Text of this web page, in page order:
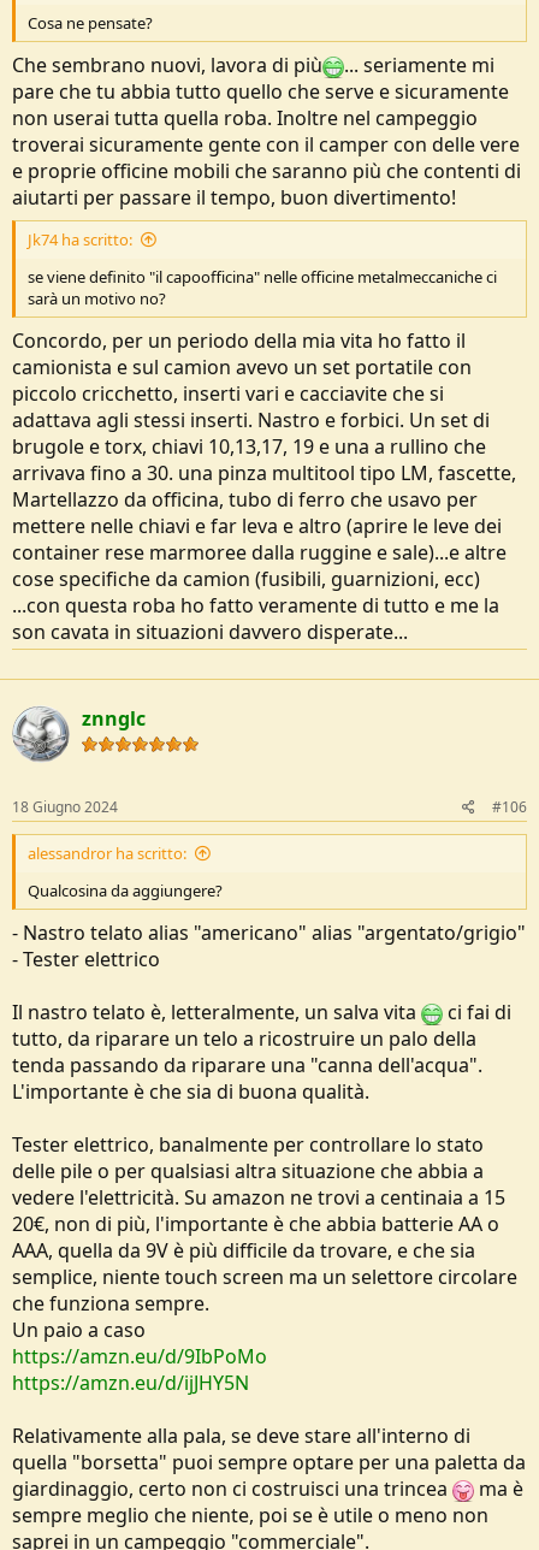
Vedi l'allegato 259164
Cosa ne pensate?
Qualcosina da aggiungere?
Io direi che ci dovremmo essere
Cosa ne pensate?
Che sembrano nuovi, lavora di più
... seriamente mi
pare che tu abbia tutto quello che serve e sicuramente
non userai tutta quella roba. Inoltre nel campeggio
troverai sicuramente gente con il camper con delle vere
e proprie officine mobili che saranno più che contenti di
aiutarti per passare il tempo, buon divertimento!
Jk74 ha scritto:
se viene definito "il capoofficina" nelle officine metalmeccaniche ci
sarà un motivo no?
Concordo, per un periodo della mia vita ho fatto il
camionista e sul camion avevo un set portatile con
piccolo cricchetto, inserti vari e cacciavite che si
adattava agli stessi inserti. Nastro e forbici. Un set di
brugole e torx, chiavi 10,13,17, 19 e una a rullino che
arrivava fino a 30. una pinza multitool tipo LM, fascette,
Martellazzo da officina, tubo di ferro che usavo per
mettere nelle chiavi e far leva e altro (aprire le leve dei
container rese marmoree dalla ruggine e sale)...e altre
cose specifiche da camion (fusibili, guarnizioni, ecc)
...con questa roba ho fatto veramente di tutto e me la
son cavata in situazioni davvero disperate...
znnglc
18 Giugno 2024 #106
alessandror ha scritto:
Qualcosina da aggiungere?
- Nastro telato alias "americano" alias "argentato/grigio"
- Tester elettrico
Il nastro telato è, letteralmente, un salva vita
ci fai di
tutto, da riparare un telo a ricostruire un palo della
tenda passando da riparare una "canna dell'acqua".
L'importante è che sia di buona qualità.
Tester elettrico, banalmente per controllare lo stato
delle pile o per qualsiasi altra situazione che abbia a
vedere l'elettricità. Su amazon ne trovi a centinaia a 15
20€, non di più, l'importante è che abbia batterie AA o
AAA, quella da 9V è più difficile da trovare, e che sia
semplice, niente touch screen ma un selettore circolare
che funziona sempre.
Un paio a caso
https://amzn.eu/d/9IbPoMo
https://amzn.eu/d/ijJHY5N
Relativamente alla pala, se deve stare all'interno di
quella "borsetta" puoi sempre optare per una paletta da
giardinaggio, certo non ci costruisci una trincea
ma è
sempre meglio che niente, poi se è utile o meno non
saprei in un campeggio "commerciale".